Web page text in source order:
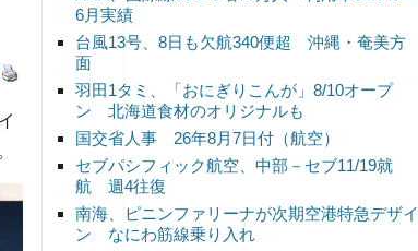
6月実績
台風13号、8日も欠航340便超 沖縄・奄美方
面
羽田1タミ、「おにぎりこんが」8/10オープ
ン 北海道食材のオリジナルも
国交省人事 26年8月7日付（航空）
セブパシフィック航空、中部－セブ11/19就
航 週4往復
南海、ピニンファリーナが次期空港特急デザイ
ン なにわ筋線乗り入れ